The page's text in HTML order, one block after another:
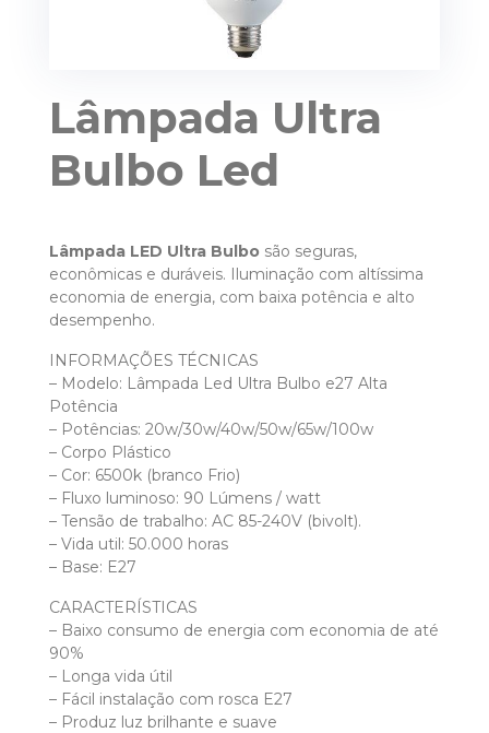
Lâmpada Ultra
Bulbo Led
Lâmpada LED Ultra Bulbo são seguras,
econômicas e duráveis. Iluminação com altíssima
economia de energia, com baixa potência e alto
desempenho.
INFORMAÇÕES TÉCNICAS
– Modelo: Lâmpada Led Ultra Bulbo e27 Alta
Potência
– Potências: 20w/30w/40w/50w/65w/100w
– Corpo Plástico
– Cor: 6500k (branco Frio)
– Fluxo luminoso: 90 Lúmens / watt
– Tensão de trabalho: AC 85-240V (bivolt).
– Vida util: 50.000 horas
– Base: E27
CARACTERÍSTICAS
– Baixo consumo de energia com economia de até
90%
– Longa vida útil
– Fácil instalação com rosca E27
– Produz luz brilhante e suave